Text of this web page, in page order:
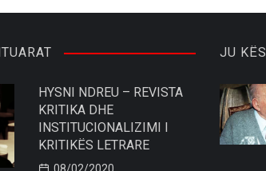
HYSNI NDREU – REVISTA
KRITIKA DHE
INSTITUCIONALIZIMI I
KRITIKËS LETRARE
JU